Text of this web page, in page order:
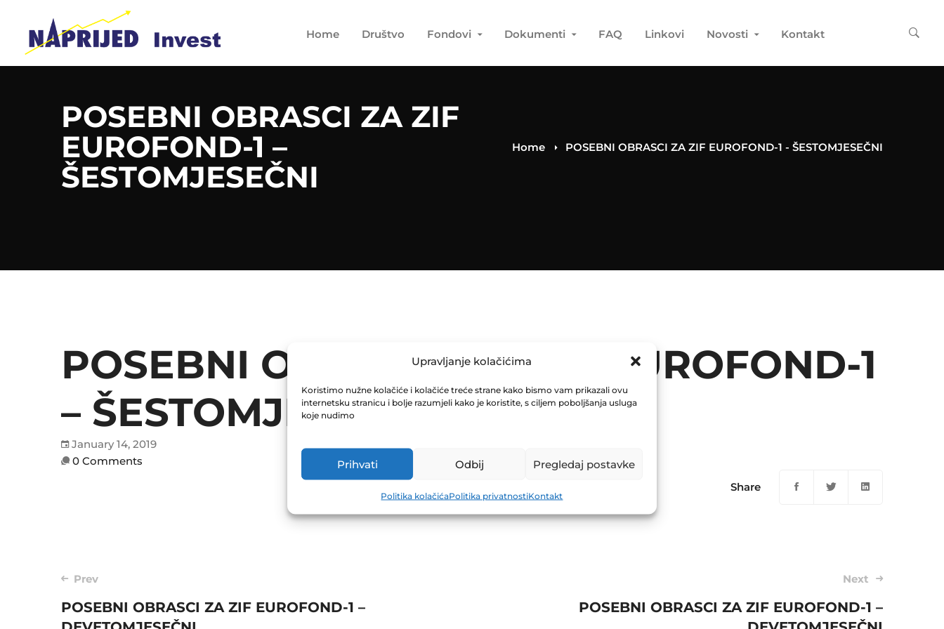
Upravljanje kolačićima
Koristimo nužne kolačiće i kolačiće treće strane kako bismo vam prikazali ovu
internetsku stranicu i bolje razumjeli kako je koristite, s ciljem poboljšanja usluga
koje nudimo
Prihvati Odbij Pregledaj postavke
Politika kolačićaPolitika privatnostiKontakt
Home Društvo Fondovi Dokumenti FAQ Linkovi Novosti Kontakt
POSEBNI OBRASCI ZA ZIF
EUROFOND-1 –
ŠESTOMJESEČNI
Home POSEBNI OBRASCI ZA ZIF EUROFOND-1 - ŠESTOMJESEČNI
POSEBNI OBRASCI ZA ZIF EUROFOND-1
– ŠESTOMJESEČNI
January 14, 2019
0 Comments
Share
Post
navigation
Prev
POSEBNI OBRASCI ZA ZIF EUROFOND-1 –
Next
POSEBNI OBRASCI ZA ZIF EUROFOND-1 –